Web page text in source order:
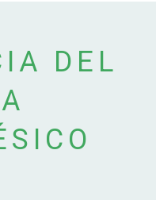
DEL